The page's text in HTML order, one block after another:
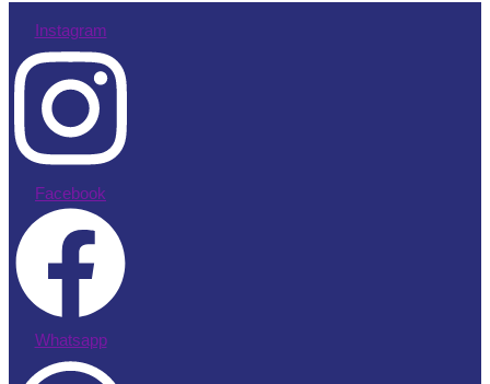
Instagram
Facebook
Whatsapp